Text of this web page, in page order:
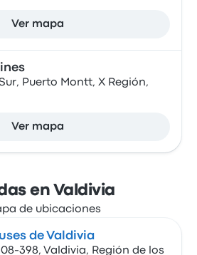
Ver mapa
Puerto Montt, X Región,
Ver mapa
en Valdivia
de Valdivia
398, Valdivia, Región de los